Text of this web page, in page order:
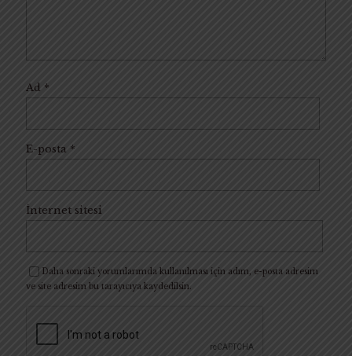
Ad *
E-posta *
İnternet sitesi
Daha sonraki yorumlarımda kullanılması için adım, e-posta adresim
ve site adresim bu tarayıcıya kaydedilsin.